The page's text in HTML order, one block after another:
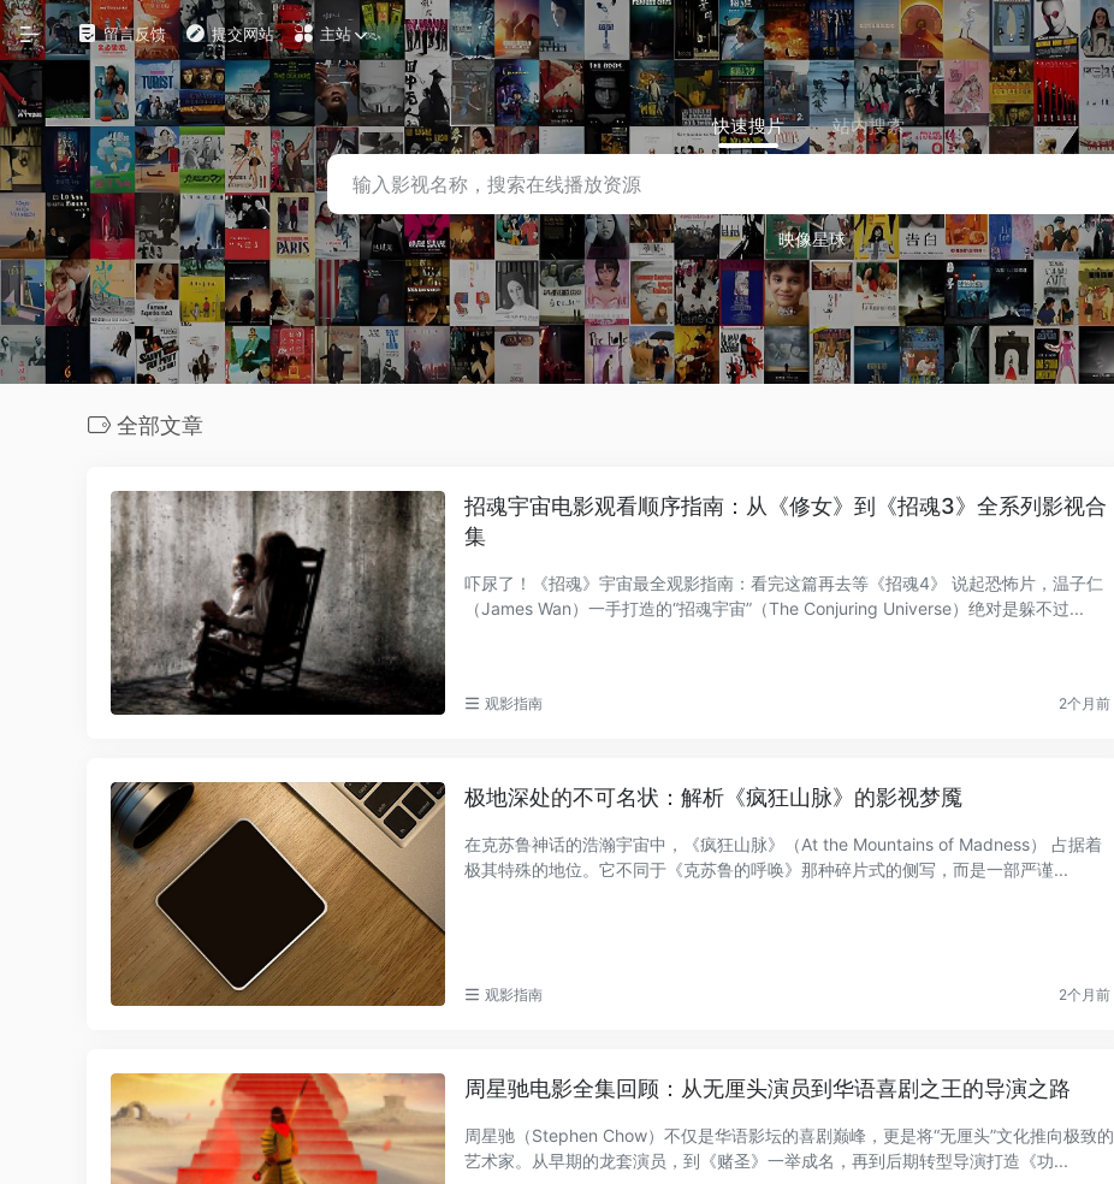
自定义
在线影视
影视下载
资源铺
电影搜索
探索发现
观影软件
最新收录
留言反馈 提交网站 主站
快速搜片 站内搜索
映像星球
全部文章
招魂宇宙电影观看顺序指南：从《修女》到《招魂3》全系列影视合
集
吓尿了！《招魂》宇宙最全观影指南：看完这篇再去等《招魂4》 说起恐怖片，温子仁
（James Wan）一手打造的“招魂宇宙”（The Conjuring Universe）绝对是躲不过...
观影指南 2个月前
极地深处的不可名状：解析《疯狂山脉》的影视梦魇
在克苏鲁神话的浩瀚宇宙中，《疯狂山脉》（At the Mountains of Madness） 占据着
极其特殊的地位。它不同于《克苏鲁的呼唤》那种碎片式的侧写，而是一部严谨...
观影指南 2个月前
周星驰电影全集回顾：从无厘头演员到华语喜剧之王的导演之路
周星驰（Stephen Chow）不仅是华语影坛的喜剧巅峰，更是将“无厘头”文化推向极致的
艺术家。从早期的龙套演员，到《赌圣》一举成名，再到后期转型导演打造《功...